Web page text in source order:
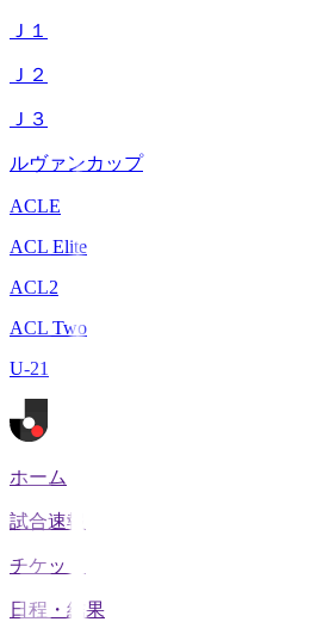
Ｊ１
Ｊ２
Ｊ３
ルヴァンカップ
ACLE
ACL Elite
ACL2
ACL Two
U-21
ホーム
試合速報
チケット
日程・結果